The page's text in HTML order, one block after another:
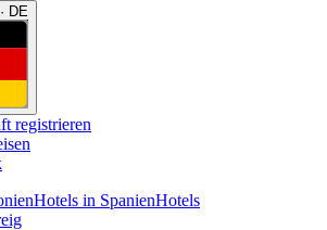
DE
registrieren
Hotels in SpanienHotels